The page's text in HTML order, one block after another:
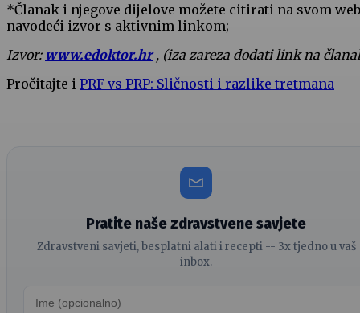
*Članak i njegove dijelove možete citirati na svom
navodeći izvor s aktivnim linkom;
Izvor: www.edoktor.hr, (iza zareza dodati link na
Pročitajte i PRF vs PRP: Sličnosti i razlike tretmana
Pratite naše zdravstvene savjete
Zdravstveni savjeti, besplatni alati i recepti -- 3x tjedno u vaš
inbox.